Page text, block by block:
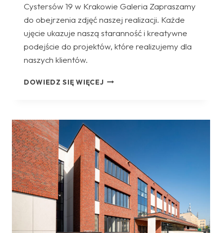
Cystersów 19 w Krakowie Galeria Zapraszamy
do obejrzenia zdjęć naszej realizacji. Każde
ujęcie ukazuje naszą staranność i kreatywne
podejście do projektów, które realizujemy dla
naszych klientów.
DOWIEDZ SIĘ WIĘCEJBUDYNEK
PRZY
CYSTERSÓW
19
W
KRAKOWIE